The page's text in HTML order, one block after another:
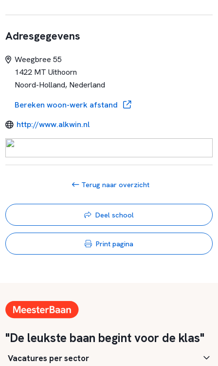
Adresgegevens
Weegbree 55
1422 MT Uithoorn
Noord-Holland, Nederland
Bereken woon-werk afstand
http://www.alkwin.nl
Terug naar overzicht
Deel school
Print pagina
"De leukste baan begint voor de klas"
Vacatures per sector